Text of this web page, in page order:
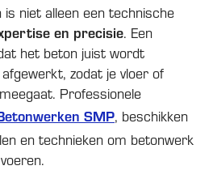
niet alleen een technische
en precisie. Een
het beton juist wordt
zodat je vloer of
Professionele
SMP, beschikken
en technieken om betonwerk